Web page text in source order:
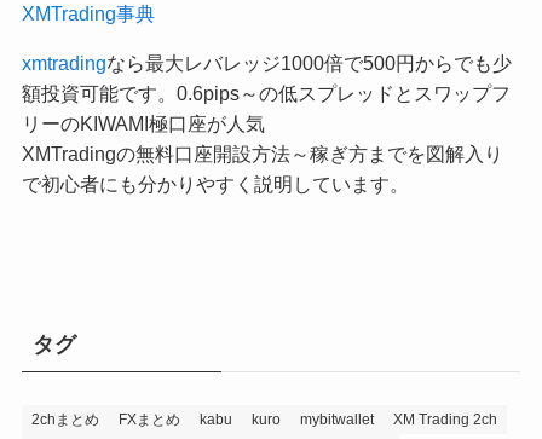
XMTrading事典
xmtradingなら最大レバレッジ1000倍で500円からでも少
額投資可能です。0.6pips～の低スプレッドとスワップフ
リーのKIWAMI極口座が人気
XMTradingの無料口座開設方法～稼ぎ方までを図解入り
で初心者にも分かりやすく説明しています。
タグ
2chまとめ FXまとめ kabu kuro mybitwallet XM Trading 2ch